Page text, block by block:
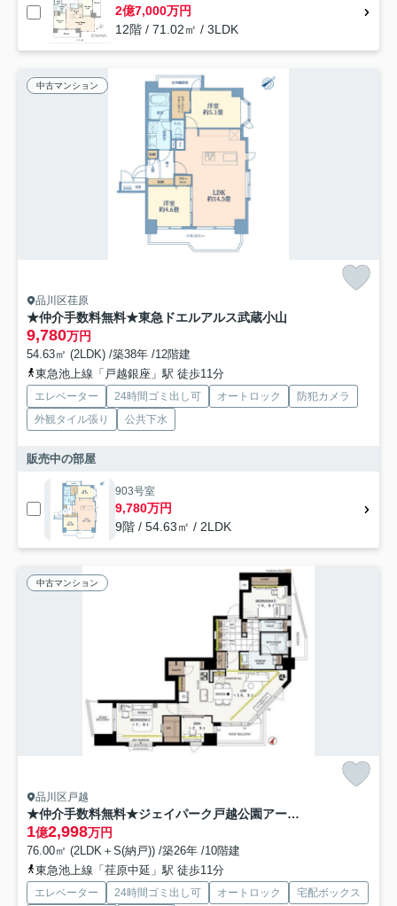
2億7,000万円
12階 / 71.02㎡ / 3LDK
中古マンション
品川区荏原
★仲介手数料無料★東急ドエルアルス武蔵小山
9,780万円
54.63㎡ (2LDK) /築38年 /12階建
東急池上線「戸越銀座」駅 徒歩11分
エレベーター 24時間ゴミ出し可 オートロック
防犯カメラ
外観タイル張り
公共下水
販売中の部屋
903号室
9,780万円
9階 / 54.63㎡ / 2LDK
中古マンション
品川区戸越
★仲介手数料無料★ジェイパーク戸越公園アーキテクト
1億2,998万円
76.00㎡ (2LDK＋S(納戸)) /築26年 /10階建
東急池上線「荏原中延」駅 徒歩11分
エレベーター 24時間ゴミ出し可 オートロック
宅配ボックス